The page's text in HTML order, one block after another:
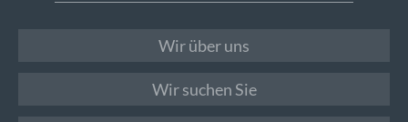
Wir über uns
Wir suchen Sie